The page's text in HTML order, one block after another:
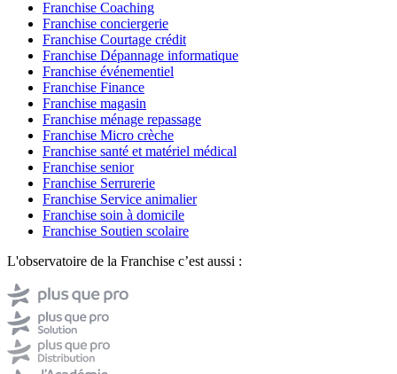
Franchise Coaching
Franchise conciergerie
Franchise Courtage crédit
Franchise Dépannage informatique
Franchise événementiel
Franchise Finance
Franchise magasin
Franchise ménage repassage
Franchise Micro crèche
Franchise santé et matériel médical
Franchise senior
Franchise Serrurerie
Franchise Service animalier
Franchise soin à domicile
Franchise Soutien scolaire
L'observatoire de la Franchise c’est aussi :